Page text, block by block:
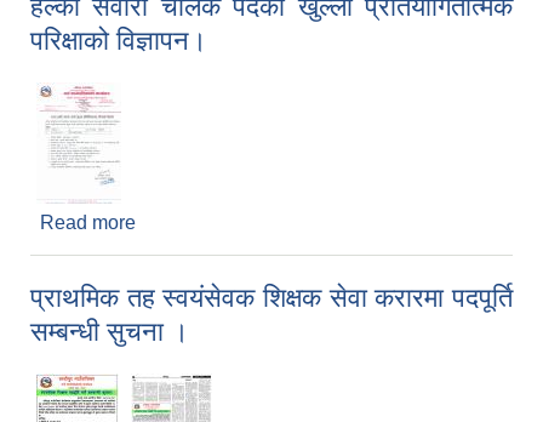
हल्का सवारी चालक पदको खुल्ला प्रतियोगितात्मक
परिक्षाको विज्ञापन।
Read more
प्राथमिक तह स्वयंसेवक शिक्षक सेवा करारमा पदपूर्ति
सम्बन्धी सुचना ।